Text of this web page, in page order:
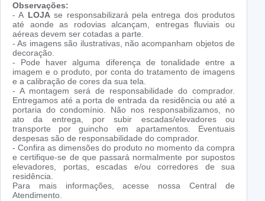
Observações:
- A LOJAse responsabilizará pela entrega dos produtos
até aonde as rodovias alcançam, entregas fluviais ou
aéreas devem ser cotadas a parte.
- As imagens são ilustrativas, não acompanham objetos de
decoração.
- Pode haver alguma diferença de tonalidade entre a
imagem e o produto, por conta do tratamento de imagens
e a calibração de cores da sua tela.
- A montagem será de responsabilidade do comprador.
Entregamos até a porta de entrada da residência ou até a
portaria do condomínio. Não nos responsabilizamos, no
ato da entrega, por subir escadas/elevadores ou
transporte por guincho em apartamentos. Eventuais
despesas são de responsabilidade do comprador.
- Confira as dimensões do produto no momento da compra
e certifique-se de que passará normalmente por supostos
elevadores, portas, escadas e/ou corredores de sua
residência.
Para mais informações, acesse nossa Central de
Atendimento.